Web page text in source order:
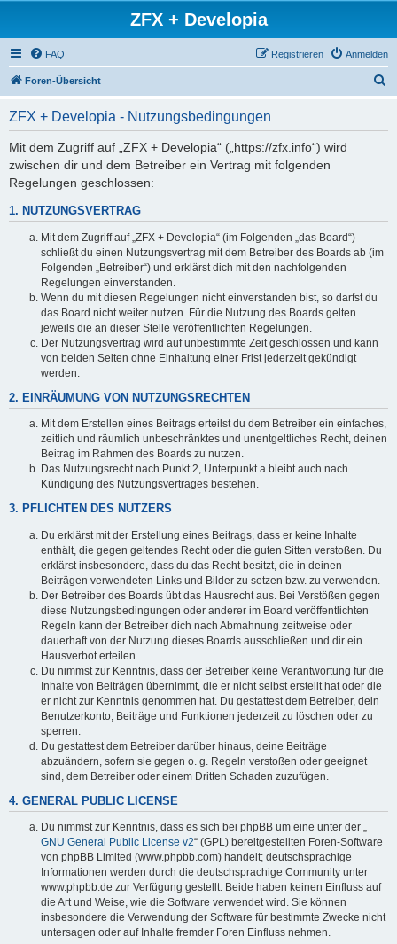
ZFX + Developia
FAQ Anmelden
Registrieren
Foren-Übersicht
ZFX + Developia - Nutzungsbedingungen
Mit dem Zugriff auf „ZFX + Developia“ („https://zfx.info“) wird
zwischen dir und dem Betreiber ein Vertrag mit folgenden
Regelungen geschlossen:
1. NUTZUNGSVERTRAG
Mit dem Zugriff auf „ZFX + Developia“ (im Folgenden „das Board“)
schließt du einen Nutzungsvertrag mit dem Betreiber des Boards ab (im
Folgenden „Betreiber“) und erklärst dich mit den nachfolgenden
Regelungen einverstanden.
Wenn du mit diesen Regelungen nicht einverstanden bist, so darfst du
das Board nicht weiter nutzen. Für die Nutzung des Boards gelten
jeweils die an dieser Stelle veröffentlichten Regelungen.
Der Nutzungsvertrag wird auf unbestimmte Zeit geschlossen und kann
von beiden Seiten ohne Einhaltung einer Frist jederzeit gekündigt
werden.
2. EINRÄUMUNG VON NUTZUNGSRECHTEN
Mit dem Erstellen eines Beitrags erteilst du dem Betreiber ein einfaches,
zeitlich und räumlich unbeschränktes und unentgeltliches Recht, deinen
Beitrag im Rahmen des Boards zu nutzen.
Das Nutzungsrecht nach Punkt 2, Unterpunkt a bleibt auch nach
Kündigung des Nutzungsvertrages bestehen.
3. PFLICHTEN DES NUTZERS
Du erklärst mit der Erstellung eines Beitrags, dass er keine Inhalte
enthält, die gegen geltendes Recht oder die guten Sitten verstoßen. Du
erklärst insbesondere, dass du das Recht besitzt, die in deinen
Beiträgen verwendeten Links und Bilder zu setzen bzw. zu verwenden.
Der Betreiber des Boards übt das Hausrecht aus. Bei Verstößen gegen
diese Nutzungsbedingungen oder anderer im Board veröffentlichten
Regeln kann der Betreiber dich nach Abmahnung zeitweise oder
dauerhaft von der Nutzung dieses Boards ausschließen und dir ein
Hausverbot erteilen.
Du nimmst zur Kenntnis, dass der Betreiber keine Verantwortung für die
Inhalte von Beiträgen übernimmt, die er nicht selbst erstellt hat oder die
er nicht zur Kenntnis genommen hat. Du gestattest dem Betreiber, dein
Benutzerkonto, Beiträge und Funktionen jederzeit zu löschen oder zu
sperren.
Du gestattest dem Betreiber darüber hinaus, deine Beiträge
abzuändern, sofern sie gegen o. g. Regeln verstoßen oder geeignet
sind, dem Betreiber oder einem Dritten Schaden zuzufügen.
4. GENERAL PUBLIC LICENSE
Du nimmst zur Kenntnis, dass es sich bei phpBB um eine unter der „
GNU General Public License v2“ (GPL) bereitgestellten Foren-Software
von phpBB Limited (www.phpbb.com) handelt; deutschsprachige
Informationen werden durch die deutschsprachige Community unter
www.phpbb.de zur Verfügung gestellt. Beide haben keinen Einfluss auf
die Art und Weise, wie die Software verwendet wird. Sie können
insbesondere die Verwendung der Software für bestimmte Zwecke nicht
untersagen oder auf Inhalte fremder Foren Einfluss nehmen.